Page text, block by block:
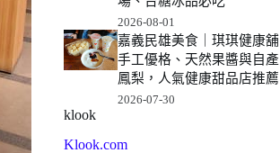
2026-08-01
嘉義民雄美食｜琪琪健康舖
手工優格、天然果醬與自產
鳳梨，人氣健康甜品店推薦
2026-07-30
klook
Klook.com